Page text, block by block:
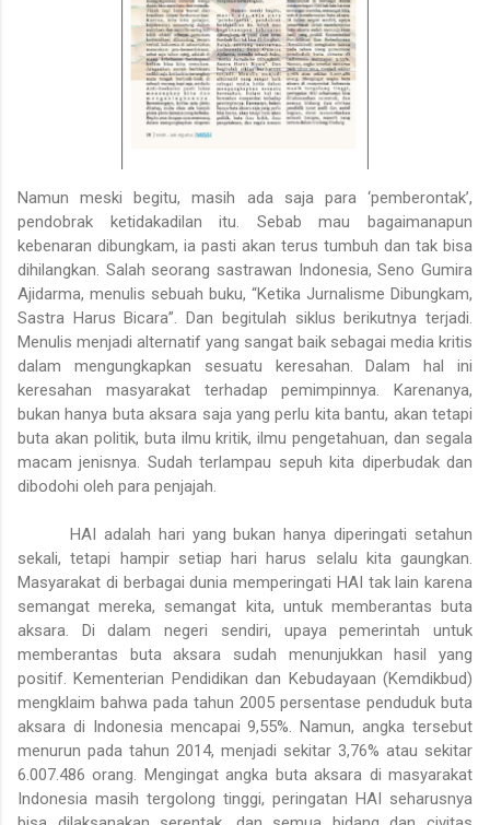
Namun meski begitu, masih ada saja para ‘pemberontak’,
pendobrak ketidakadilan itu. Sebab mau bagaimanapun
kebenaran dibungkam, ia pasti akan terus tumbuh dan tak bisa
dihilangkan. Salah seorang sastrawan Indonesia, Seno Gumira
Ajidarma, menulis sebuah buku, “Ketika Jurnalisme Dibungkam,
Sastra Harus Bicara”. Dan begitulah siklus berikutnya terjadi.
Menulis menjadi alternatif yang sangat baik sebagai media kritis
dalam mengungkapkan sesuatu keresahan. Dalam hal ini
keresahan masyarakat terhadap pemimpinnya. Karenanya,
bukan hanya buta aksara saja yang perlu kita bantu, akan tetapi
buta akan politik, buta ilmu kritik, ilmu pengetahuan, dan segala
macam jenisnya. Sudah terlampau sepuh kita diperbudak dan
dibodohi oleh para penjajah.
HAI adalah hari yang bukan hanya diperingati setahun
sekali, tetapi hampir setiap hari harus selalu kita gaungkan.
Masyarakat di berbagai dunia memperingati HAI tak lain karena
semangat mereka, semangat kita, untuk memberantas buta
aksara. Di dalam negeri sendiri, upaya pemerintah untuk
memberantas buta aksara sudah menunjukkan hasil yang
positif. Kementerian Pendidikan dan Kebudayaan (Kemdikbud)
mengklaim bahwa pada tahun 2005 persentase penduduk buta
aksara di Indonesia mencapai 9,55%. Namun, angka tersebut
menurun pada tahun 2014, menjadi sekitar 3,76% atau sekitar
6.007.486 orang. Mengingat angka buta aksara di masyarakat
Indonesia masih tergolong tinggi, peringatan HAI seharusnya